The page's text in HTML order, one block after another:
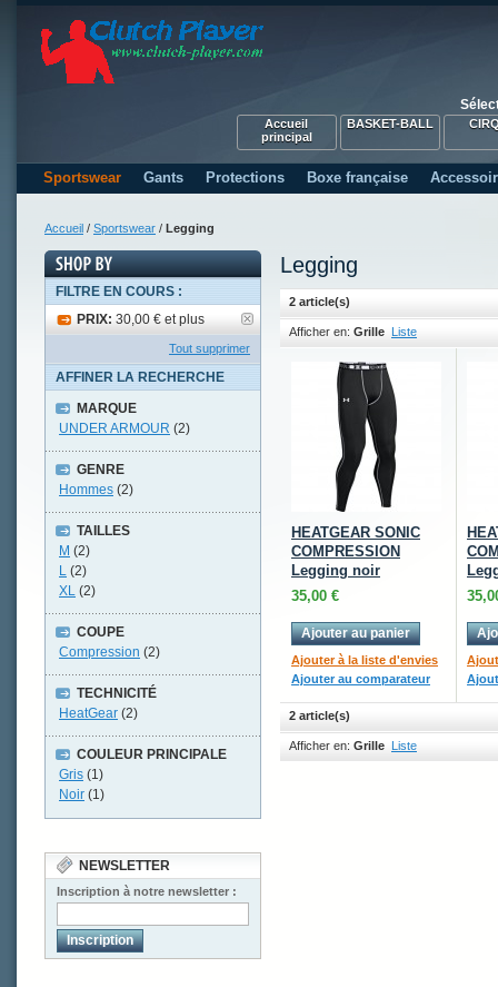
Accueil
principal
BASKET-BALL
Sportswear Gants Protections Boxe française
Accueil / Sportswear / Legging
Legging
2 article(s)
Afficher en: Grille Liste
HEATGEAR SONIC
COMPRESSION
Legging noir
35,00 €
Ajouter au panier
Ajouter à la liste d'envies
Ajouter au comparateur
2 article(s)
Afficher en: Grille Liste
FILTRE EN COURS :
PRIX: 30,00 € et plus
Tout supprimer
AFFINER LA RECHERCHE
MARQUE
UNDER ARMOUR (2)
GENRE
Hommes (2)
TAILLES
M (2)
L (2)
XL (2)
COUPE
Compression (2)
TECHNICITÉ
HeatGear (2)
COULEUR PRINCIPALE
Gris (1)
Noir (1)
NEWSLETTER
Inscription à notre newsletter :
Inscription